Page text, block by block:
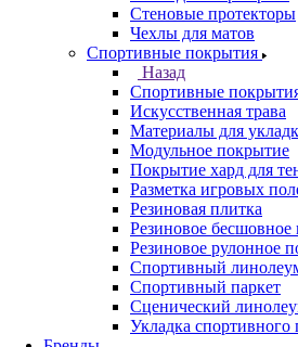
Стеновые протекторы
Чехлы для матов
Спортивные покрытия
Назад
Спортивные
Искусственная трава
Материалы для
Модульное покрытие
Покрытие хард для
Разметка игровых
Резиновая плитка
Резиновое бесшовное
Резиновое рулонное
Спортивный
Спортивный паркет
Сценический
Укладка спортивного